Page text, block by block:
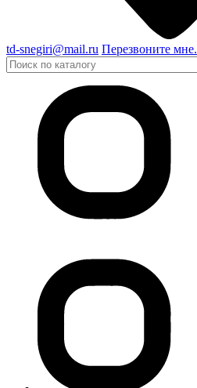
td-snegiri@mail.ru Перезвоните мне.